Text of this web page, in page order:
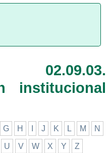
institucional
G H J K L M N
U V W X Y Z